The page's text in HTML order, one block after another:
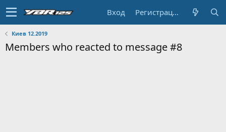
Вход Регистрация
Киев 12.2019
Members who reacted to message #8